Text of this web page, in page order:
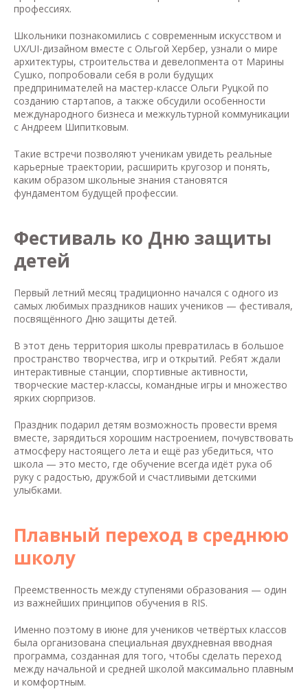
профессиях.
Школьники познакомились с современным искусством и
UX/UI-дизайном вместе с Ольгой Хербер, узнали о мире
архитектуры, строительства и девелопмента от Марины
Сушко, попробовали себя в роли будущих
предпринимателей на мастер-классе Ольги Руцкой по
созданию стартапов, а также обсудили особенности
международного бизнеса и межкультурной коммуникации
с Андреем Шипитковым.
Такие встречи позволяют ученикам увидеть реальные
карьерные траектории, расширить кругозор и понять,
каким образом школьные знания становятся
фундаментом будущей профессии.
Фестиваль ко Дню защиты
детей
Первый летний месяц традиционно начался с одного из
самых любимых праздников наших учеников — фестиваля,
посвящённого Дню защиты детей.
В этот день территория школы превратилась в большое
пространство творчества, игр и открытий. Ребят ждали
интерактивные станции, спортивные активности,
творческие мастер-классы, командные игры и множество
ярких сюрпризов.
Праздник подарил детям возможность провести время
вместе, зарядиться хорошим настроением, почувствовать
атмосферу настоящего лета и ещё раз убедиться, что
школа — это место, где обучение всегда идёт рука об
руку с радостью, дружбой и счастливыми детскими
улыбками.
Плавный переход в среднюю
школу
Преемственность между ступенями образования — один
из важнейших принципов обучения в RIS.
Именно поэтому в июне для учеников четвёртых классов
была организована специальная двухдневная вводная
программа, созданная для того, чтобы сделать переход
между начальной и средней школой максимально плавным
и комфортным.